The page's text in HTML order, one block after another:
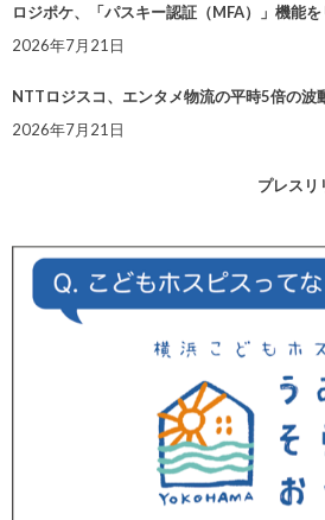
ロジポケ、「パスキー認証（MFA）」機能
2026年7月21日
NTTロジスコ、エンタメ物流の平時5倍の
2026年7月21日
プレスリ